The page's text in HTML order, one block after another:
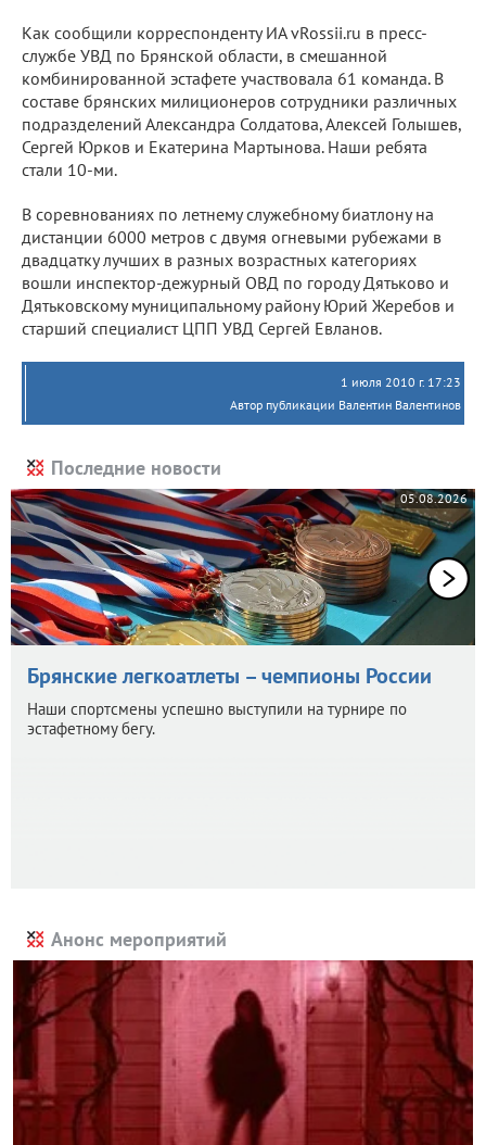
Как сообщили корреспонденту ИА vRossii.ru в пресс-
службе УВД по Брянской области, в смешанной
комбинированной эстафете участвовала 61 команда. В
составе брянских милиционеров сотрудники различных
подразделений Александра Солдатова, Алексей Голышев,
Сергей Юрков и Екатерина Мартынова. Наши ребята
стали 10-ми.
В соревнованиях по летнему служебному биатлону на
дистанции 6000 метров с двумя огневыми рубежами в
двадцатку лучших в разных возрастных категориях
вошли инспектор-дежурный ОВД по городу Дятьково и
Дятьковскому муниципальному району Юрий Жеребов и
старший специалист ЦПП УВД Сергей Евланов.
1 июля 2010 г. 17:23
Автор публикации Валентин Валентинов
Последние новости
05.08.2026
Брянские легкоатлеты – чемпионы России
Наши спортсмены успешно выступили на турнире по
эстафетному бегу.
Анонс мероприятий